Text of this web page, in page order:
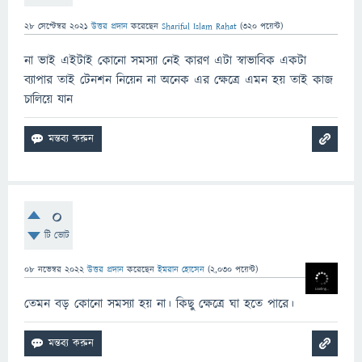
28 সেপ্টেম্বর 2021 উত্তর প্রদান করেছেন Shariful Islam Rahat (320 পয়েন্ট)
না ভাই এইটাই কোনো সমস্যা নেই কারণ এটা স্বাভাবিক একটা
ব্যাপার তাই টেনশন নিয়েন না অনেক এর ক্ষেত্রে এমন হয় তাই কাজ
চালিয়ে যান
0
টি ভোট
08 নভেম্বর 2022 উত্তর প্রদান করেছেনইমরান হোসেন (2,030 পয়েন্ট)
তেমন বড় কোনো সমস্যা হয় না। কিছু ক্ষেত্রে ঘা হতে পারে।